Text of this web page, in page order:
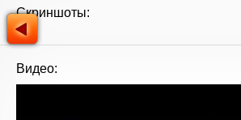
Скриншоты:
Видео: